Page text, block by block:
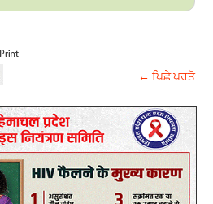
← ਪਿਛੇ ਪਰਤੋ